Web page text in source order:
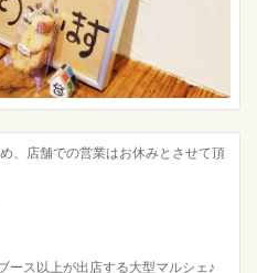
、店舗での営業はお休みとさせて頂
ース以上が出店する大型マルシェ♪